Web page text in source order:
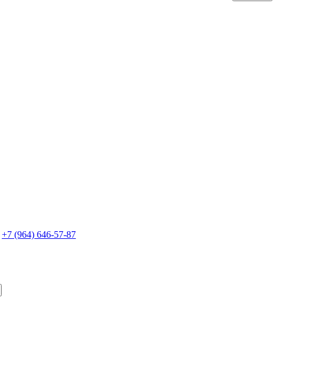
+7 (964) 646-57-87